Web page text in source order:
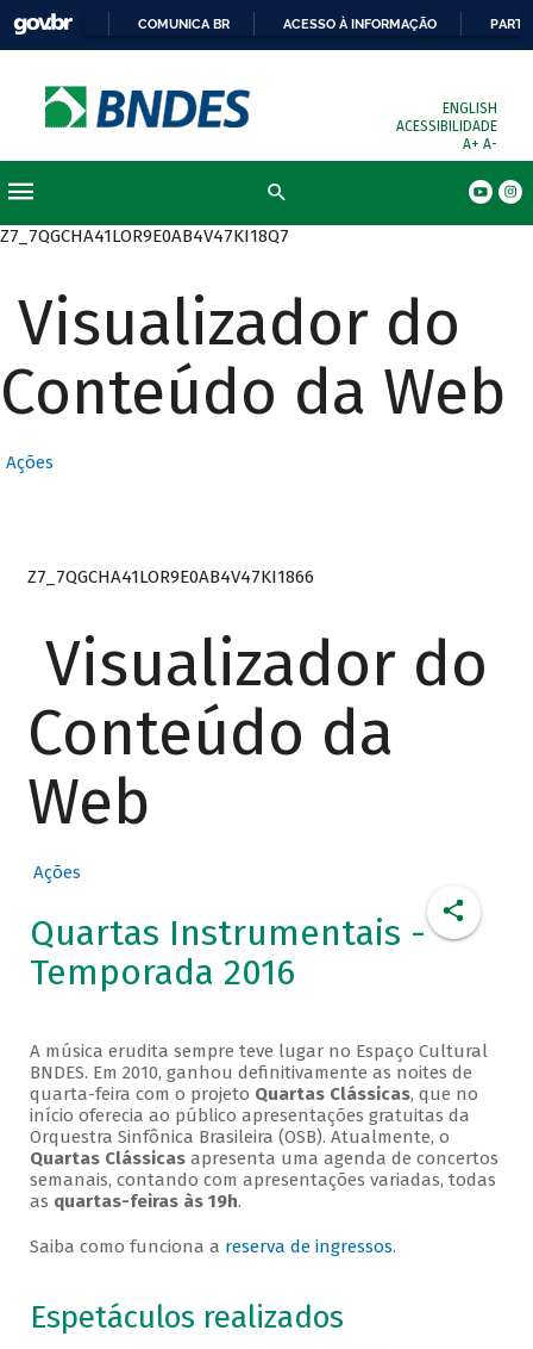
COMUNICA BR ACESSO À INFORMAÇÃO
ENGLISH
ACESSIBILIDADE
A+ A-
Z7_7QGCHA41LOR9E0AB4V47KI18Q7
Visualizador do
Conteúdo da Web
Ações
Z7_7QGCHA41LOR9E0AB4V47KI1866
Visualizador do
Conteúdo da
Web
Ações
Quartas Instrumentais -
Temporada 2016
A música erudita sempre teve lugar no Espaço Cultural
BNDES. Em 2010, ganhou definitivamente as noites de
quarta-feira com o projeto Quartas Clássicas, que no
início oferecia ao público apresentações gratuitas da
Orquestra Sinfônica Brasileira (OSB). Atualmente, o
Quartas Clássicasapresenta uma agenda de concertos
semanais, contando com apresentações variadas, todas
as quartas-feiras às 19h.
Saiba como funciona a reserva de ingressos.
Espetáculos realizados